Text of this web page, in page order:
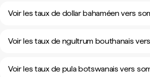
Voir les taux de dollar bahaméen vers
Voir les taux de ngultrum bouthanais
Voir les taux de pula botswanais vers